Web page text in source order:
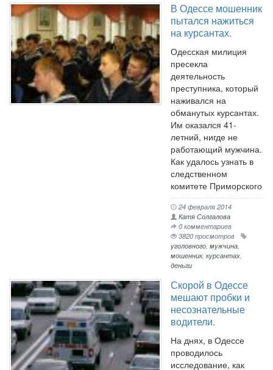
В Одессе мошенник
пытался нажиться
на курсантах.
Одесская милиция
пресекла
деятельность
преступника, который
наживался на
обманутых курсантах.
Им оказался 41-
летний, нигде не
работающий мужчина.
Как удалось узнать в
следственном
комитете Приморского
24 февраля 2014
Катя Солгалова
0 комментариев
3820 просмотров
уголовного мужчина
мошенник, курсантах
деньги
Скорой в Одессе
мешают пробки и
несознательные
водители.
На днях, в Одессе
проводилось
исследование, как